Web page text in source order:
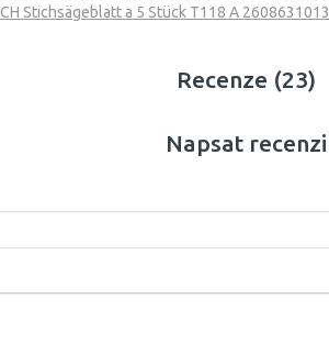
Stichsägeblatt a 5 Stück T118 A 2608631013
Recenze (23)
Napsat recenzi